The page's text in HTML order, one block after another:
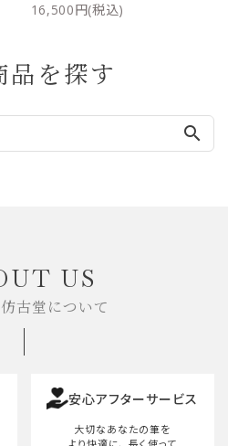
16,500円(税込)
品を探す
search
US
古堂について
安心アフターサービス
大切なあなたの筆を